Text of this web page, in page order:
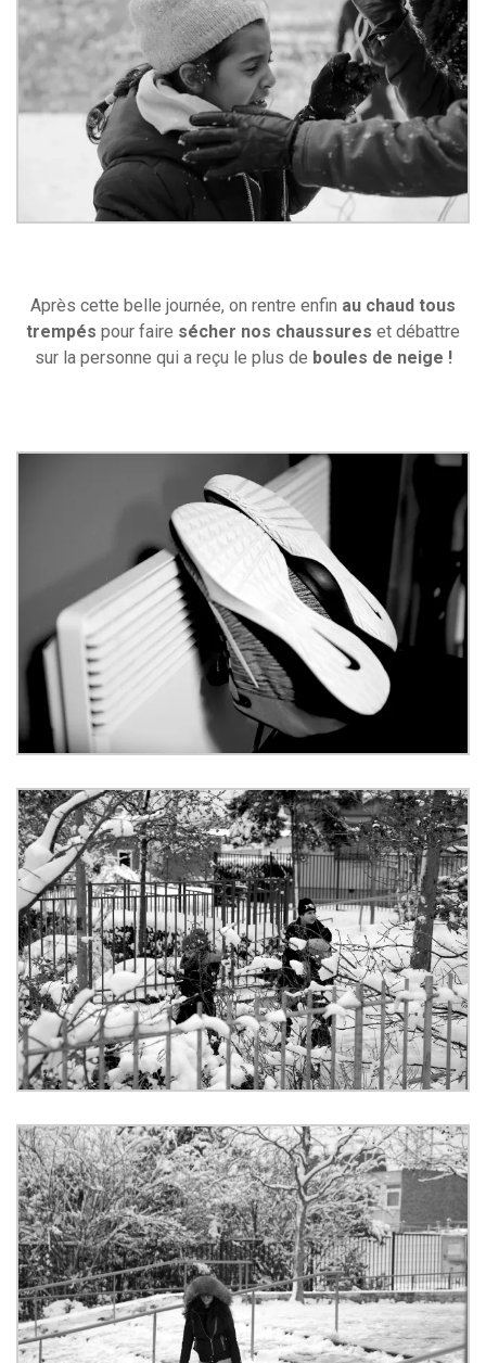
Après cette belle journée, on rentre enfin au chaud tous
trempés pour faire sécher nos chaussures et débattre
sur la personne qui a reçu le plus de boules de neige !